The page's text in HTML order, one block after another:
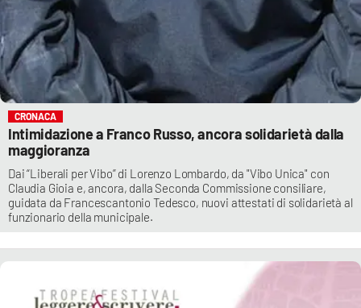
CRONACA
Intimidazione a Franco Russo, ancora solidarietà dalla
maggioranza
Dai “Liberali per Vibo” di Lorenzo Lombardo, da "Vibo Unica" con
Claudia Gioia e, ancora, dalla Seconda Commissione consiliare,
guidata da Francescantonio Tedesco, nuovi attestati di solidarietà al
funzionario della municipale.